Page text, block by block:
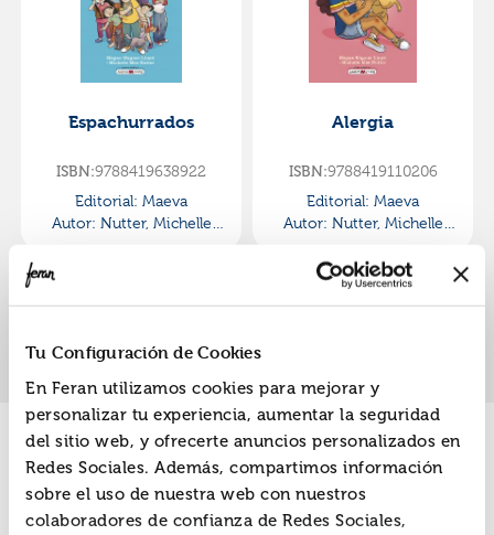
Tu Configuración de Cookies
En Feran utilizamos cookies para mejorar y
personalizar tu experiencia, aumentar la seguridad
del sitio web, y ofrecerte anuncios personalizados en
Redes Sociales. Además, compartimos información
sobre el uso de nuestra web con nuestros
colaboradores de confianza de Redes Sociales,
Espachurrados
ISBN:9788419638922
Editorial: Maeva
Autor: Nutter, Michelle
Alergia
ISBN:9788419110206
Editorial: Maeva
Autor: Nutter, Michelle
Promociones